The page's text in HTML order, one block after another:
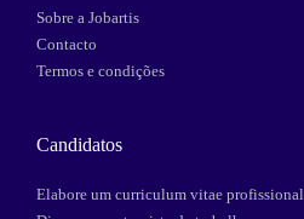
Sobre a Jobartis
Contacto
Termos e condições
Candidatos
Elabore um curriculum vitae profissional